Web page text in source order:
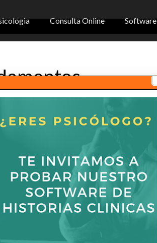
Consulta Online Software
cognitivos
eva- luación que afectan a niños,
incluidos en este texto, se
psicológica, clínica y educativa con
para llevar a cabo evaluaciones